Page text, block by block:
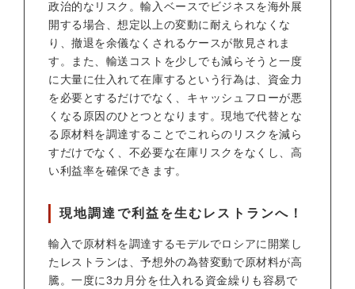
政治的なリスク。輸入ベースでビジネスを海外展
開する場合、想定以上の変動に耐えられなくな
り、撤退を余儀なくされるケースが散見されま
す。また、輸送コストを少しでも減らそうと一度
に大量に仕入れて在庫するという行為は、資金力
を必要とするだけでなく、キャッシュフローが悪
くなる原因のひとつとなります。現地で代替とな
る原材料を調達することでこれらのリスクを減ら
すだけでなく、不必要な在庫リスクをなくし、高
い利益率を確保できます。
現地調達で利益を生むレストランへ！
輸入で原材料を調達するモデルでロシアに開業し
たレストランは、予想外の為替変動で原材料が高
騰。一度に3カ月分を仕入れる資金繰りも容易で